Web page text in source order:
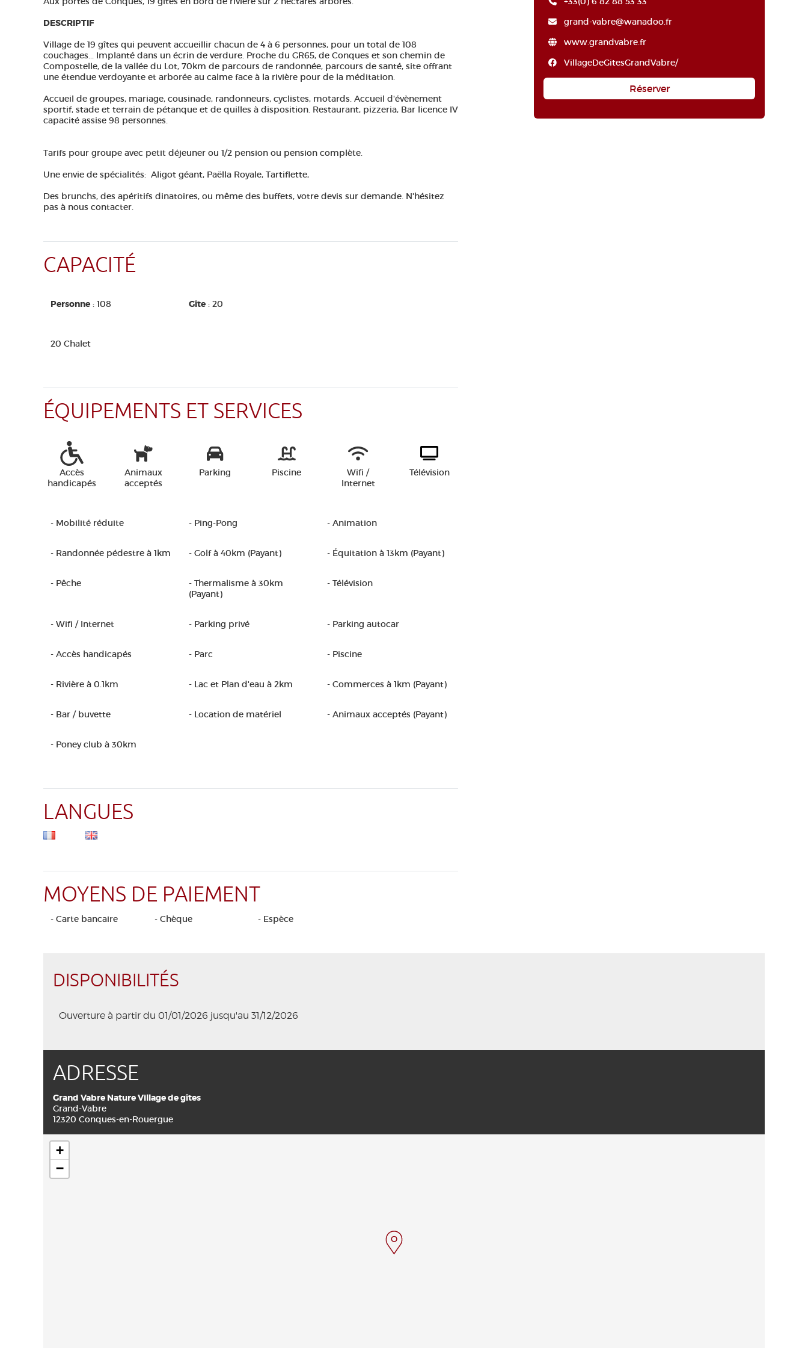
DESCRIPTIF
Village de 19 gîtes qui peuvent accueillir chacun de 4 à 6 personnes, pour un total de 108
couchages... Implanté dans un écrin de verdure. Proche du GR65, de Conques et son chemin de
Compostelle, de la vallée du Lot, 70km de parcours de randonnée, parcours de santé, site offrant
une étendue verdoyante et arborée au calme face à la rivière pour de la méditation.
Accueil de groupes, mariage, cousinade, randonneurs, cyclistes, motards. Accueil d'évènement
sportif, stade et terrain de pétanque et de quilles à disposition. Restaurant, pizzeria, Bar licence IV
capacité assise 98 personnes.
Tarifs pour groupe avec petit déjeuner ou 1/2 pension ou pension complète.
Une envie de spécialités: Aligot géant, Paëlla Royale, Tartiflette,
Des brunchs, des apéritifs dinatoires, ou même des buffets, votre devis sur demande. N'hésitez
pas à nous contacter.
CAPACITÉ
Personne : 108 Gîte : 20
20 Chalet
ÉQUIPEMENTS ET SERVICES
Accès
handicapés
Animaux
acceptés
Parking Piscine
Wifi /
Internet
Télévision
- Mobilité réduite - Ping-Pong - Animation
- Randonnée pédestre à 1km - Golf à 40km (Payant) - Équitation à 13km (Payant)
- Pêche
- Thermalisme à 30km
(Payant)
- Télévision
- Wifi / Internet - Parking privé - Parking autocar
- Accès handicapés - Parc - Piscine
- Rivière à 0.1km - Lac et Plan d'eau à 2km - Commerces à 1km (Payant)
- Bar / buvette - Location de matériel - Animaux acceptés (Payant)
- Poney club à 30km
LANGUES
MOYENS DE PAIEMENT
- Carte bancaire - Chèque - Espèce
grand-vabre@wanadoo.fr
www.grandvabre.fr
VillageDeGitesGrandVabre/
Réserver
DISPONIBILITÉS
Ouverture à partir du 01/01/2026 jusqu'au 31/12/2026
ADRESSE
Grand Vabre Nature Village de gîtes
Grand-Vabre
12320 Conques-en-Rouergue
+
−